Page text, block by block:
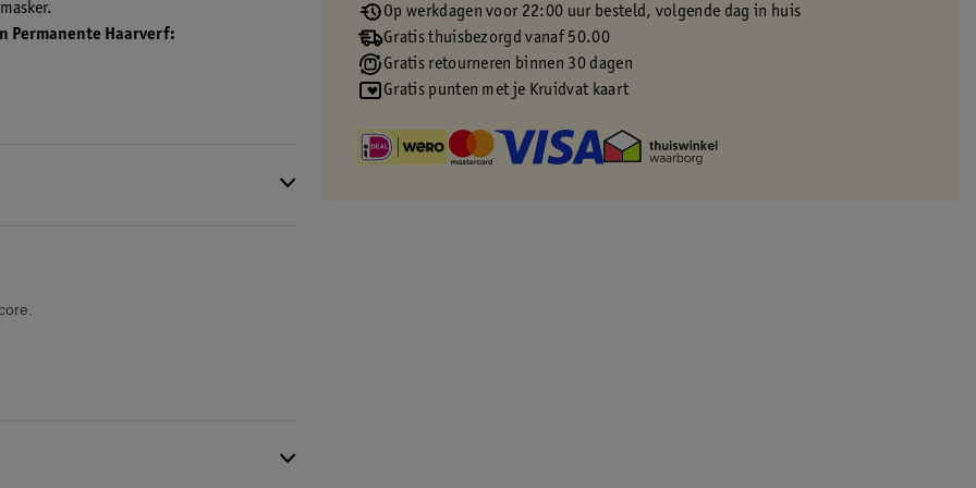
Permanente Haarverf:
beschermende
de haarkleuring dat je haar beschermt
Op werkdagen voor 22:00 uur besteld, volgende dag in huis
Gratis thuisbezorgd vanaf 50.00
Gratis retourneren binnen 30 dagen
Gratis punten met je Kruidvat kaart